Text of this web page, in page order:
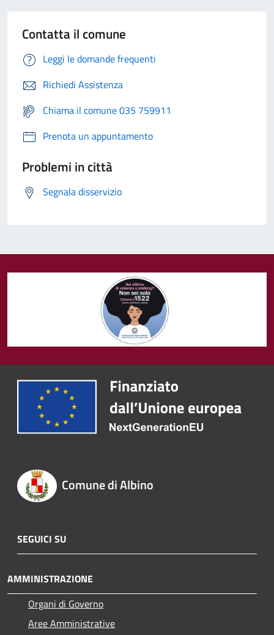
Contatta il comune
Leggi le domande frequenti
Richiedi Assistenza
Chiama il comune 035 759911
Prenota un appuntamento
Problemi in città
Segnala disservizio
Comune di Albino
SEGUICI SU
AMMINISTRAZIONE
Organi di Governo
Aree Amministrative